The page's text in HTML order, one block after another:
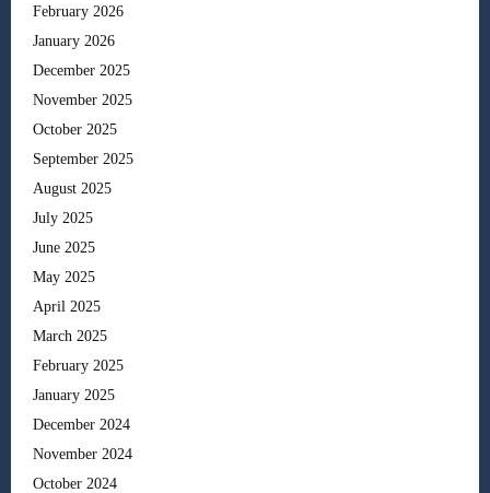
February 2026
January 2026
December 2025
November 2025
October 2025
September 2025
August 2025
July 2025
June 2025
May 2025
April 2025
March 2025
February 2025
January 2025
December 2024
November 2024
October 2024